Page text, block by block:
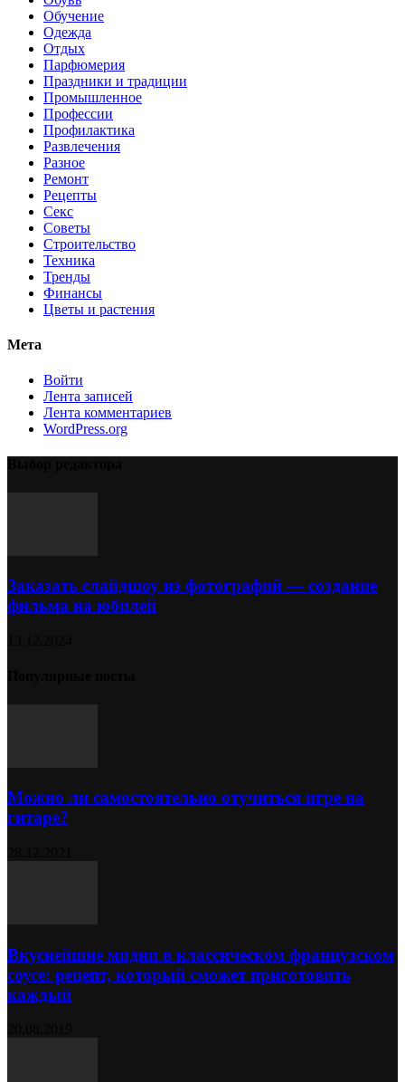
Обучение
Одежда
Отдых
Парфюмерия
Праздники и традиции
Промышленное
Профессии
Профилактика
Развлечения
Разное
Ремонт
Рецепты
Секс
Советы
Строительство
Техника
Тренды
Финансы
Цветы и растения
Мета
Войти
Лента записей
Лента комментариев
WordPress.org
Заказать слайдшоу из фотографий — создание
фильма на юбилей
Можно ли самостоятельно отучиться игре на
гитаре?
Вкуснейшие мидии в классическом французском
соусе: рецепт, который сможет приготовить
каждый